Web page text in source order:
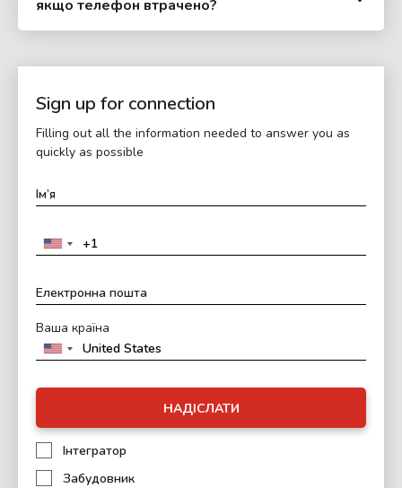
якщо телефон втрачено?
Sign up for connection
Filling out all the information needed to answer you as
quickly as possible
Ваша країна
НАДІСЛАТИ
Інтегратор
Забудовник